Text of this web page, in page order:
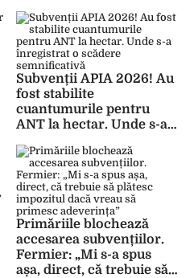
un link
Subvenții APIA 2026! Au
fost stabilite
cuantumurile pentru
ANT la hectar. Unde s-a
semnificativă
Primăriile blochează
accesarea subvențiilor.
Fermier: „Mi s-a spus
așa, direct, că trebuie să